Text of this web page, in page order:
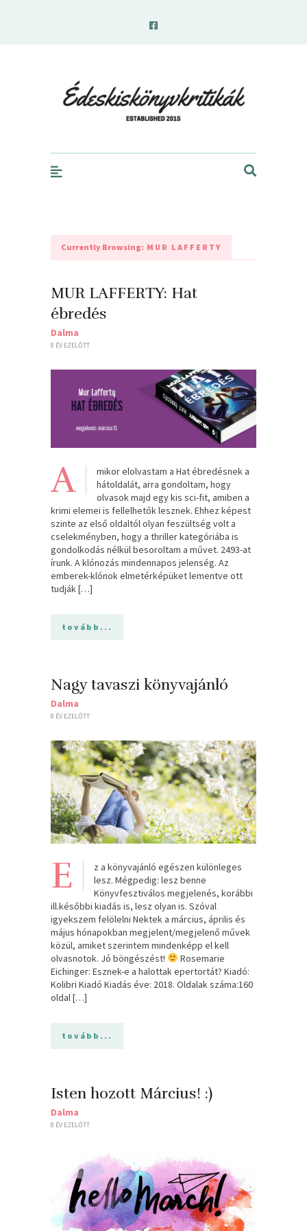
Currently Browsing: MUR LAFFERTY
MUR LAFFERTY: Hat ​
ébredés
Dalma
8 ÉV EZELŐTT
A
mikor elolvastam a Hat ébredésnek a
hátoldalát, arra gondoltam, hogy
olvasok majd egy kis sci-fit, amiben a
krimi elemei is fellelhetők lesznek. Ehhez képest
szinte az első oldaltól olyan feszültség volt a
cselekményben, hogy a thriller kategóriába is
gondolkodás nélkül besoroltam a művet. 2493-at
írunk. A klónozás mindennapos jelenség. Az
emberek-klónok elmetérképüket lementve ott
tudják […]
tovább...
Nagy tavaszi könyvajánló
Dalma
8 ÉV EZELŐTT
E
z a könyvajánló egészen különleges
lesz. Mégpedig: lesz benne
Könyvfesztiválos megjelenés, korábbi
ill.későbbi kiadás is, lesz olyan is. Szóval
igyekszem felölelni Nektek a március, április és
május hónapokban megjelent/megjelenő művek
közül, amiket szerintem mindenképp el kell
olvasnotok. Jó böngészést!
Rosemarie
Eichinger: Esznek-e ​a halottak epertortát? Kiadó:
Kolibri Kiadó Kiadás éve: 2018. Oldalak száma:160
oldal […]
tovább...
Isten hozott Március! :)
Dalma
8 ÉV EZELŐTT